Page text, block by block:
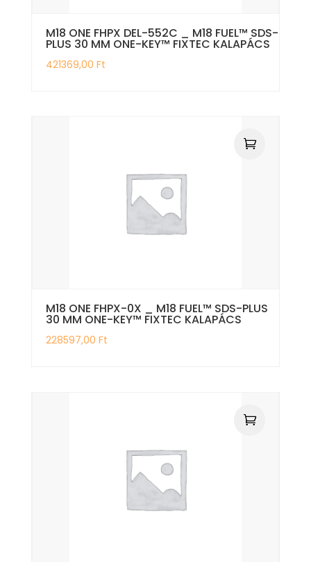
M18 ONE FHPX DEL-552C _ M18 FUEL™ SDS-
PLUS 30 MM ONE-KEY™ FIXTEC KALAPÁCS
421369,00 Ft
M18 ONE FHPX-0X _ M18 FUEL™ SDS-PLUS
30 MM ONE-KEY™ FIXTEC KALAPÁCS
228597,00 Ft